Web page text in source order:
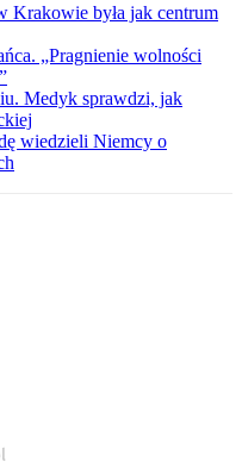
Krakowie była jak centrum
„Pragnienie wolności
Medyk sprawdzi, jak
wiedzieli Niemcy o